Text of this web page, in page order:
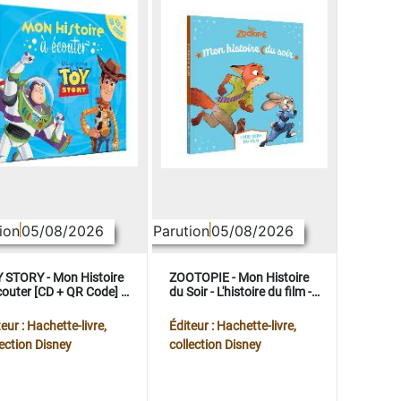
05/08/2026
STORY - Mon Histoire
[CD + QR Code] -
: Hachette-livre,
Disney
Parution05/08/2026
ZOOTOPIE - Mon Histoire
du Soir - L'histoire du film -
Éditeur : Hachette-livre,
collection Disney